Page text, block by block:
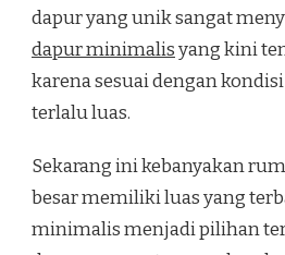
dapur yang unik sangat
dapur minimalisyang kini
karena sesuai dengan
terlalu luas.
Sekarang ini kebanyakan
besar memiliki luas yang
minimalis menjadi pilihan